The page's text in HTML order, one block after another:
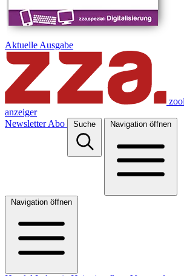
Aktuelle Ausgabe
anzeiger
Newsletter Abo Suche Navigation öffnen
Navigation öffnen